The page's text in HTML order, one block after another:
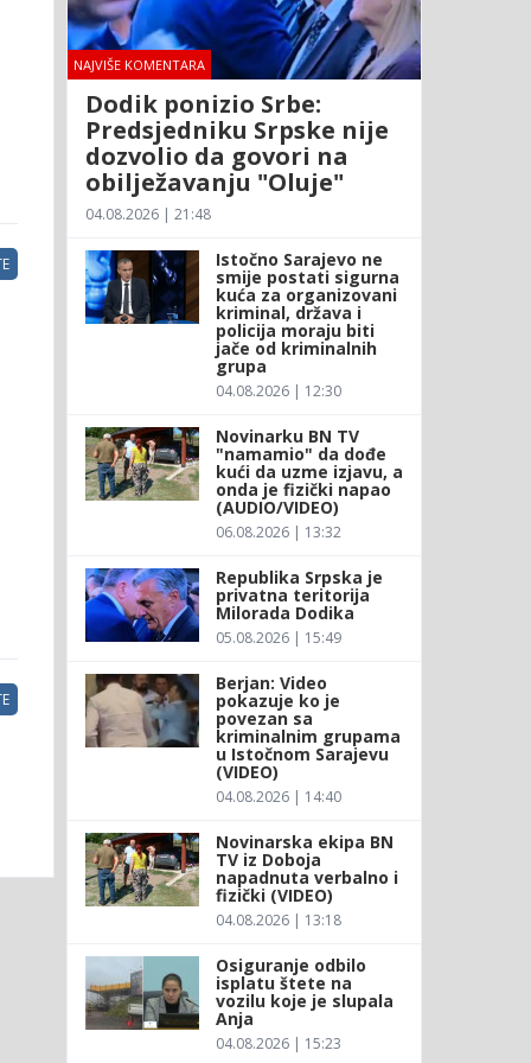
NAJVIŠE KOMENTARA
Dodik ponizio Srbe:
Predsjedniku Srpske nije
dozvolio da govori na
obilježavanju "Oluje"
04.08.2026 | 21:48
Istočno Sarajevo ne
smije postati sigurna
kuća za organizovani
kriminal, država i
policija moraju biti
jače od kriminalnih
grupa
04.08.2026 | 12:30
Novinarku BN TV
"namamio" da dođe
kući da uzme izjavu, a
onda je fizički napao
(AUDIO/VIDEO)
06.08.2026 | 13:32
Republika Srpska je
privatna teritorija
Milorada Dodika
05.08.2026 | 15:49
Berjan: Video
pokazuje ko je
povezan sa
kriminalnim grupama
u Istočnom Sarajevu
(VIDEO)
04.08.2026 | 14:40
Novinarska ekipa BN
TV iz Doboja
napadnuta verbalno i
fizički (VIDEO)
04.08.2026 | 13:18
Osiguranje odbilo
isplatu štete na
vozilu koje je slupala
Anja
04.08.2026 | 15:23